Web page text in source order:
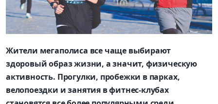
Жители мегаполиса все чаще выбирают
здоровый образ жизни, а значит, физическую
активность. Прогулки, пробежки в парках,
велопоездки и занятия в фитнес-клубах